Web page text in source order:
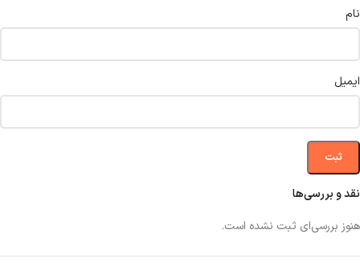
نقد و بررسی‌ها
هنوز بررسی‌ای ثبت نشده است.
نام
ایمیل